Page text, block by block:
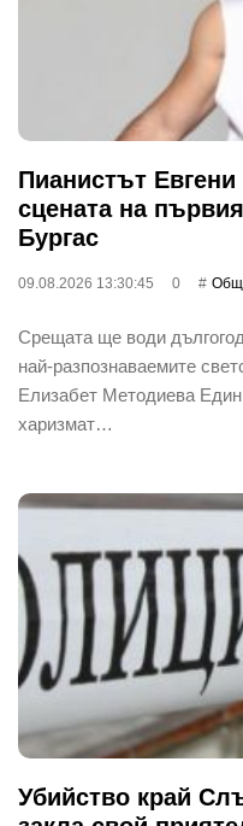
Пианистът
сцената на
Бургас
09.08.2026 13:30:45 0
Срещата ще води
най-разпознаваемите
Елизабет Методиева
харизмат…
Убийство край